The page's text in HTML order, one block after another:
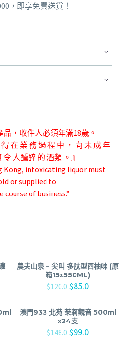
，即享免費送貨！
，收件人必須年滿18歲。
在 業 務 過 程 中 ， 向 未 成 年
令 人醺醉 的 酒類 。』
Kong, intoxicating liquor must
or supplied to
course of business.”
農夫山泉 – 尖叫 多肽型西柚味 (原
箱15x550ML)
$120.0 $85.0
澳門933 北苑 茉莉觀音 500ml
x24支
$148.0 $99.0